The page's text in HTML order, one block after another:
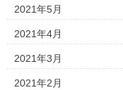
2021年5月
2021年4月
2021年3月
2021年2月